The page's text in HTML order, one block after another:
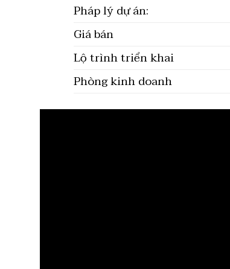
Pháp lý dự án:
Giá bán
Lộ trình triển khai
Phòng kinh doanh